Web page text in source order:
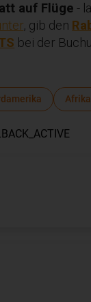
auf Flüge -
, gib den
bei der